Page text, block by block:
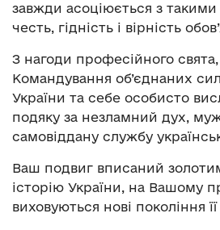
завжди асоціюється з
честь, гідність і вірність
З нагоди професійного свята,
Командування об’єднаних
України та себе особисто
подяку за незламний дух,
самовіддану службу
Ваш подвиг вписаний
історію України, на Вашому
виховуються нові покоління